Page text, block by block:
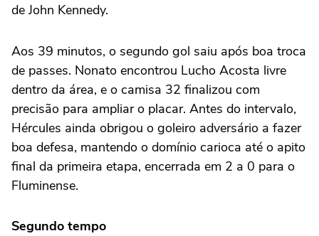
de John Kennedy.
Aos 39 minutos, o segundo gol saiu após boa troca
de passes. Nonato encontrou Lucho Acosta livre
dentro da área, e o camisa 32 finalizou com
precisão para ampliar o placar. Antes do intervalo,
Hércules ainda obrigou o goleiro adversário a fazer
boa defesa, mantendo o domínio carioca até o apito
final da primeira etapa, encerrada em 2 a 0 para o
Fluminense.
Segundo tempo